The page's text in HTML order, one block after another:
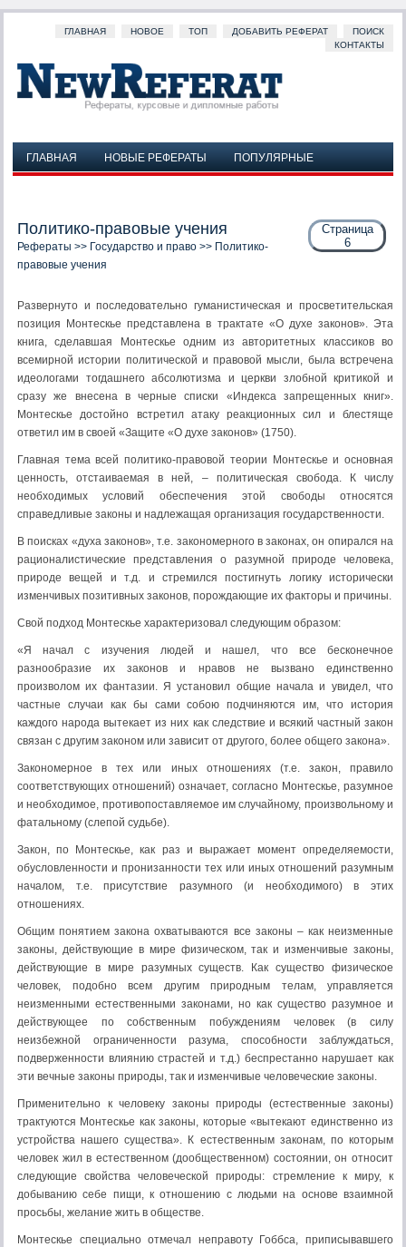
ГЛАВНАЯ НОВОЕ ТОП ДОБАВИТЬ РЕФЕРАТ
ПОИСК
КОНТАКТЫ
ГЛАВНАЯ НОВЫЕ РЕФЕРАТЫ
ПОПУЛЯРНЫЕ
Страница
6
Политико-правовые учения
Рефераты >> Государство и право >> Политико-
правовые учения
Развернуто и последовательно гуманистическая и просвети­тельская
позиция Монтескье представлена в трактате «О духе законов». Эта
книга, сделавшая Монтескье одним из авторитет­ных классиков во
всемирной истории политической и правовой мысли, была встречена
идеологами тогдашнего абсолютизма и церкви злобной критикой и
сразу же внесена в черные списки «Индекса запрещенных книг».
Монтескье достойно встретил атаку реакционных сил и блестяще
ответил им в своей «Защите «О духе законов» (1750).
Главная тема всей политико-правовой теории Монтескье и основная
ценность, отстаиваемая в ней, – политическая свобо­да. К числу
необходимых условий обеспечения этой свободы относятся
справедливые законы и надлежащая организация государственности.
В поисках «духа законов», т.е. закономерного в законах, он опирался на
рационалистические представления о разумной природе человека,
природе вещей и т.д. и стремился постиг­нуть логику исторически
изменчивых позитивных законов, порождающие их факторы и причины.
Свой подход Монтескье характеризовал следующим образом:
«Я начал с изучения людей и нашел, что все бесконечное
разнообразие их законов и нравов не вызвано единственно
произволом их фантазии. Я установил общие начала и увидел, что
частные случаи как бы сами собою подчиняются им, что история
каждого народа вытекает из них как следствие и всякий частный закон
связан с другим законом или зависит от другого, более общего закона».
Закономерное в тех или иных отношениях (т.е. закон, правило
соответствующих отношений) означает, согласно Монтескье, разумное
и необходимое, противопоставляемое им случайному, произвольному и
фатальному (слепой судьбе).
Закон, по Монтескье, как раз и выражает момент определяемости,
обусловленности и пронизанности тех или иных отноше­ний разумным
началом, т.е. присутствие разумного (и необхо­димого) в этих
отношениях.
Общим понятием закона охватываются все законы – как неизменные
законы, действующие в мире физическом, так и изменчивые законы,
действующие в мире разумных существ. Как существо физическое
человек, подобно всем другим приро­дным телам, управляется
неизменными естественными закона­ми, но как существо разумное и
действующее по собственным побуждениям человек (в силу
неизбежной ограниченности разу­ма, способности заблуждаться,
подверженности влиянию страс­тей и т.д.) беспрестанно нарушает как
эти вечные законы природы, так и изменчивые человеческие законы.
Применительно к человеку законы природы (естественные законы)
трактуются Монтескье как законы, которые «вытекают единственно из
устройства нашего существа». К естественным законам, по которым
человек жил в естественном (дообщественном) состоянии, он относит
следующие свойства человеческой природы: стремление к миру, к
добыванию себе пищи, к отно­шению с людьми на основе взаимной
просьбы, желание жить в обществе.
Монтескье специально отмечал неправоту Гоббса, приписы­вавшего